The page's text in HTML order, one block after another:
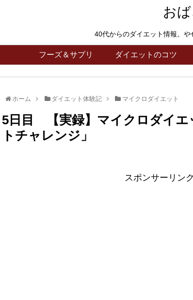
お
40代からのダイエット情報。や
フーズ＆サプリ ダイエットのコツ
ホーム ダイエット体験記 マイクロダイエット
5日目 【実録】マイクロダイエ
トチャレンジ」
スポンサーリンク